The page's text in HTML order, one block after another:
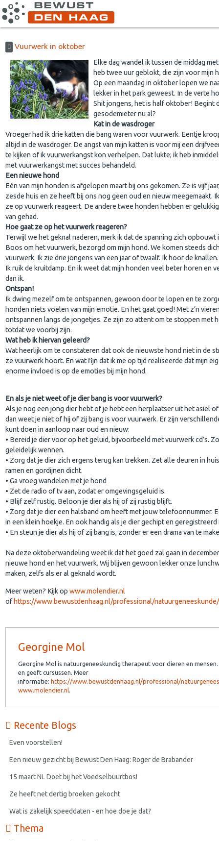
Vuurwerk in oktober
Elke dag wandel ik tussen de middag
heb twee uur geblokt, die zijn voor mijn
Op een maandag in oktober lopen we
lekker in het park geweest. In de verte
Shit jongens, het is half oktober! Begint
gesodemieter nu al?
Kat in de wasdroger
Vroeger had ik drie katten die bang waren voor vuurwerk. Eentje
altijd in de wasdroger. De angst van mijn katten is voor mij een
te kijken of ik vuurwerkangst kon verhelpen. Dat lukte; ik heb
met vuurwerkangst met succes behandeld.
Een nieuwe hond
Eén van mijn honden is afgelopen maart bij ons gekomen. Ze is vijf
zesde huis en ze heeft bij ons nog geen oud en nieuw meegemaakt.
ze op vuurwerk reageert. De andere twee honden hebben er
van gehad.
Hoe gaat ze op het vuurwerk reageren?
Terwijl we het geknal naderen, merk ik dat de spanning zich opbouwt
Boos om het vuurwerk, bezorgd om mijn hond. We komen steeds
vuurwerk. Ik zie drie jongens van een jaar of twaalf. Ik hoor de
Ik ruik de kruitdamp. En ik weet dat mijn honden veel beter horen en
dan ik.
Ontspan!
Ik dwing mezelf om te ontspannen, gewoon door te lopen en te
honden niets voelen van mijn emotie. En het gaat goed! Met z’n
ontspannen langs de jongetjes. Ze zijn zo attent om te stoppen met
totdat we voorbij zijn.
Wat heb ik hiervan geleerd?
Wat heerlijk om te constateren dat ook de nieuwste hond niet in de
ze vuurwerk hoort. En wat fijn dat ik me op tijd realiseerde dat mijn
enorme invloed is op de emoties bij mijn hond.
En als je niet weet of je dier bang is voor vuurwerk?
Als je nog een jong dier hebt of je hebt een herplaatser uit het asiel
dan weet je niet of hij of zij bang is voor vuurwerk. Er zijn
kunt doen in aanloop naar oud en nieuw:
• Bereid je dier voor op het geluid, bijvoorbeeld met vuurwerk cd’s.
geleidelijk wennen.
• Zorg dat je dier zich ergens terug kan trekken. Zet alle deuren in
ramen en gordijnen dicht.
• Ga vroeg wandelen met je hond
• Zet de radio of tv aan, zodat er omgevingsgeluid is.
• Blijf zelf rustig. Beloon je dier als hij of zij rustig blijft.
• Zorg dat je dier een halsband om heeft met jouw telefoonnummer.
in een klein hoekje. En ook handig als je dier gechipt en geregistreerd
• En steun je dier als hij of zij bang is, zonder er een drama van te
Na deze oktoberwandeling weet ik dat het goed zal gaan in
nieuwe hond en het vuurwerk. Wij blijven gewoon lekker onze
maken, zelfs als er al geknald wordt.
Meer weten? Kijk opwww.molendier.nl
ofhttps://www.bewustdenhaag.nl/professional/
Georgine Mol
Georgine Mol is natuurgeneeskundig therapeut voor dieren en
en geeft cursussen. Meer
informatie: https://www.bewustdenhaag.nl/professional/
www.molendier.nl.
Recente Blogs
Even voorstellen!
Een nieuw gezicht bij Bewust Den Haag: Roger de Brabander
15 maart NL Doet bij het Voedselbuurtbos!
Ze heeft net dertig broeken gekocht
Wat is zakelijk speeddaten - en hoe doe je dat?
Thema